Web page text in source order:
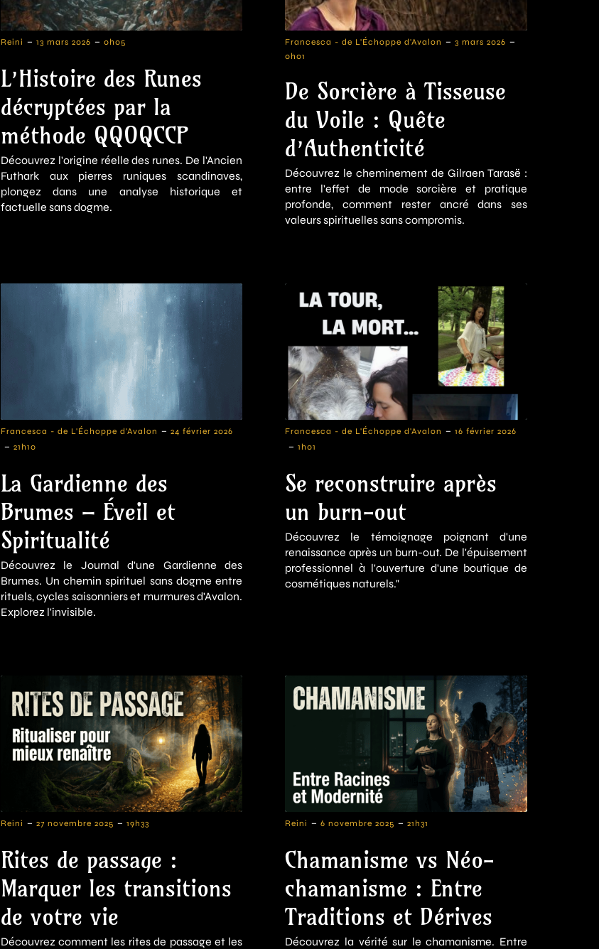
Reini - 13 mars 2026 - 0h05
L’Histoire des Runes
décryptées par la
méthode QQOQCCP
Découvrez l'origine réelle des runes. De l'Ancien
Futhark aux pierres runiques scandinaves,
plongez dans une analyse historique et
factuelle sans dogme.
Francesca - de L'Échoppe d'Avalon - 3 mars 2026 -
0h01
De Sorcière à Tisseuse
du Voile : Quête
d’Authenticité
Découvrez le cheminement de Gilraen Tarasë :
entre l'effet de mode sorcière et pratique
profonde, comment rester ancré dans ses
valeurs spirituelles sans compromis.
Francesca - de L'Échoppe d'Avalon - 24 février 2026
- 21h10
La Gardienne des
Brumes – Éveil et
Spiritualité
Découvrez le Journal d'une Gardienne des
Brumes. Un chemin spirituel sans dogme entre
rituels, cycles saisonniers et murmures d'Avalon.
Explorez l'invisible.
Francesca - de L'Échoppe d'Avalon - 16 février 2026
- 1h01
Se reconstruire après
un burn-out
Découvrez le témoignage poignant d'une
renaissance après un burn-out. De l'épuisement
professionnel à l'ouverture d'une boutique de
cosmétiques naturels."
Reini - 27 novembre 2025 - 19h33
Rites de passage :
Marquer les transitions
de votre vie
Découvrez comment les rites de passage et les
Reini - 6 novembre 2025 - 21h31
Chamanisme vs Néo-
chamanisme : Entre
Traditions et Dérives
Découvrez la vérité sur le chamanisme. Entre